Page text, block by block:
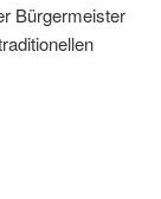
Bürgermeister